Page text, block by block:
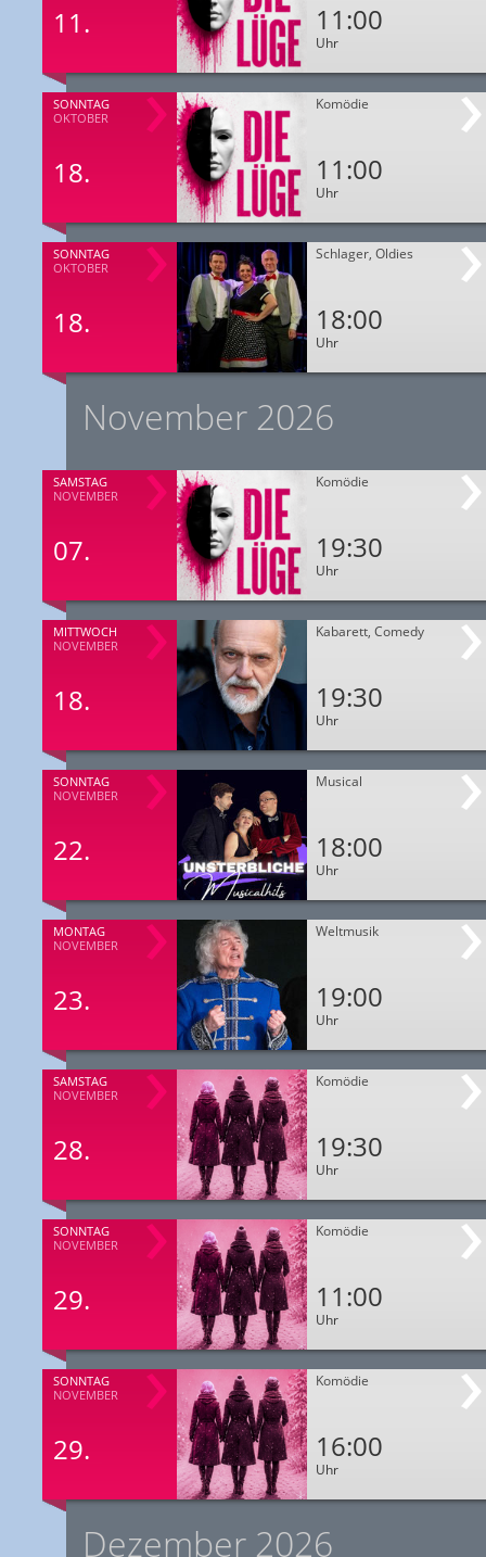
11. 11:00
Uhr
SONNTAG
OKTOBER
18.
Komödie
11:00
Uhr
SONNTAG
OKTOBER
18.
Schlager, Oldies
18:00
Uhr
November 2026
SAMSTAG
NOVEMBER
07.
Komödie
19:30
Uhr
MITTWOCH
NOVEMBER
18.
Kabarett, Comedy
19:30
Uhr
SONNTAG
NOVEMBER
22.
Musical
18:00
Uhr
MONTAG
NOVEMBER
23.
Weltmusik
19:00
Uhr
SAMSTAG
NOVEMBER
28.
Komödie
19:30
Uhr
SONNTAG
NOVEMBER
29.
Komödie
11:00
Uhr
SONNTAG
NOVEMBER
29.
Komödie
16:00
Uhr
Dezember 2026